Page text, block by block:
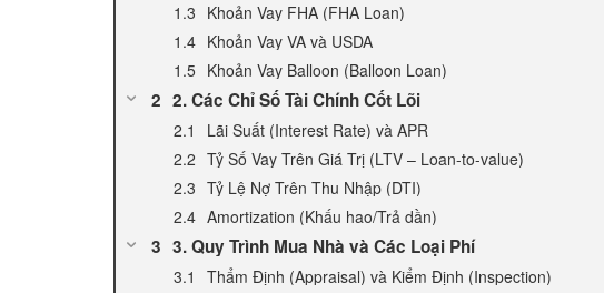
Khoản Vay FHA (FHA Loan)
Khoản Vay VA và USDA
Khoản Vay Balloon (Balloon Loan)
2. Các Chỉ Số Tài Chính Cốt Lõi
Lãi Suất (Interest Rate) và APR
Tỷ Số Vay Trên Giá Trị (LTV – Loan-to-value)
Tỷ Lệ Nợ Trên Thu Nhập (DTI)
Amortization (Khấu hao/Trả dần)
3. Quy Trình Mua Nhà và Các Loại Phí
Thẩm Định (Appraisal) và Kiểm Định (Inspection)